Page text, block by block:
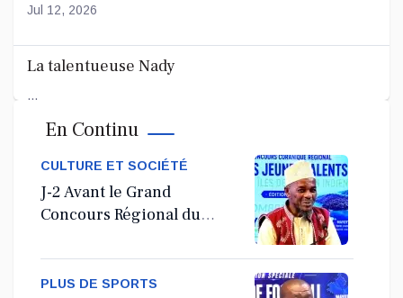
Jul 12, 2026
La talentueuse Nady
...
Jul 11, 2026
En Continu
CULTURE ET SOCIÉTÉ
J-2 Avant le Grand
Concours Régional du
PLUS DE SPORTS